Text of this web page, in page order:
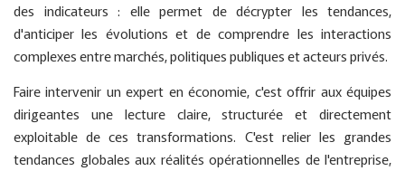
des indicateurs : elle permet de décrypter les tendances,
d'anticiper les évolutions et de comprendre les interactions
complexes entre marchés, politiques publiques et acteurs privés.
Faire intervenir un expert en économie, c'est offrir aux équipes
dirigeantes une lecture claire, structurée et directement
exploitable de ces transformations. C'est relier les grandes
tendances globales aux réalités opérationnelles de l'entreprise,